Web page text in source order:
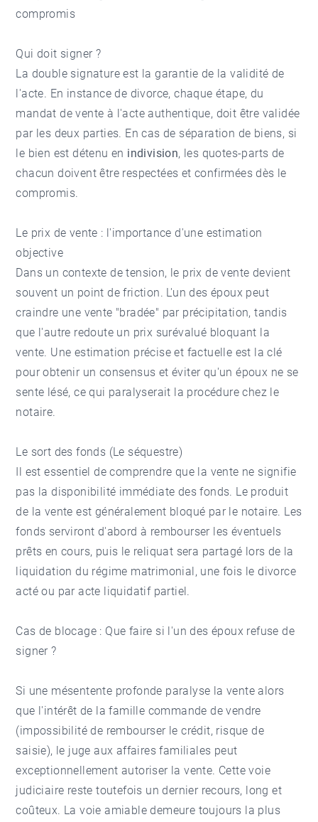
compromis
Qui doit signer ?
La double signature est la garantie de la validité de
l'acte. En instance de divorce, chaque étape, du
mandat de vente à l'acte authentique, doit être validée
par les deux parties. En cas de séparation de biens, si
le bien est détenu en indivision, les quotes-parts de
chacun doivent être respectées et confirmées dès le
compromis.
Le prix de vente : l'importance d'une estimation
objective
Dans un contexte de tension, le prix de vente devient
souvent un point de friction. L'un des époux peut
craindre une vente "bradée" par précipitation, tandis
que l'autre redoute un prix surévalué bloquant la
vente. Une estimation précise et factuelle est la clé
pour obtenir un consensus et éviter qu'un époux ne se
sente lésé, ce qui paralyserait la procédure chez le
notaire.
Le sort des fonds (Le séquestre)
Il est essentiel de comprendre que la vente ne signifie
pas la disponibilité immédiate des fonds. Le produit
de la vente est généralement bloqué par le notaire. Les
fonds serviront d'abord à rembourser les éventuels
prêts en cours, puis le reliquat sera partagé lors de la
liquidation du régime matrimonial, une fois le divorce
acté ou par acte liquidatif partiel.
Cas de blocage : Que faire si l'un des époux refuse de
signer ?
Si une mésentente profonde paralyse la vente alors
que l'intérêt de la famille commande de vendre
(impossibilité de rembourser le crédit, risque de
saisie), le juge aux affaires familiales peut
exceptionnellement autoriser la vente. Cette voie
judiciaire reste toutefois un dernier recours, long et
coûteux. La voie amiable demeure toujours la plus